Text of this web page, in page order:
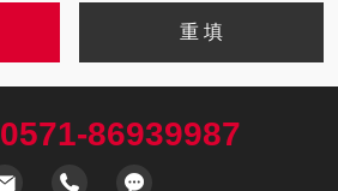
0571-86939987